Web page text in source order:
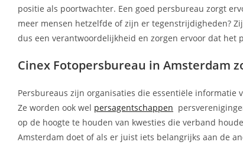
positie als poortwachter. Een goed persbureau zorgt
meer mensen hetzelfde of zijn er tegenstrijdigheden?
dus een verantwoordelijkheid en zorgen ervoor dat
Cinex Fotopersbureau in Amsterdam
Persbureaus zijn organisaties die essentiële informatie
Ze worden ook wel persagentschappen
op de hoogte te houden van kwesties die verband
Amsterdam doet of als er juist iets belangrijks aan de